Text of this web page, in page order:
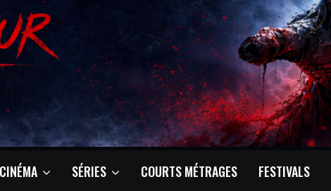
CINÉMA SÉRIES COURTS MÉTRAGES FESTIVALS